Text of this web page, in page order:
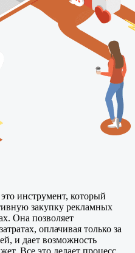
инструмент, который
закупку рекламных
Она позволяет
оплачивая только за
и дает возможность
Все это делает процесс